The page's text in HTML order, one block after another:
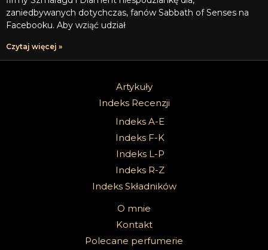
zaniedbywanych dotychczas, fanów Sabbath of Senses na
Facebooku. Aby wziąć udział
Czytaj więcej »
Artykuły
Indeks Recenzji
Indeks A-E
Indeks F-K
Indeks L-P
Indeks R-Z
Indeks Składników
O mnie
Kontakt
Polecane perfumerie